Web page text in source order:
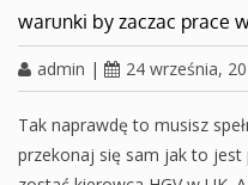
warunki by zaczac prace
admin | 24 września,
Tak naprawdę to musisz
przekonaj się sam jak to